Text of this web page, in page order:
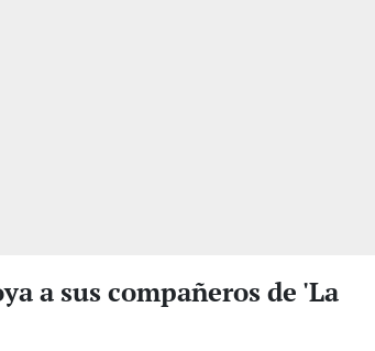
a sus compañeros de 'La